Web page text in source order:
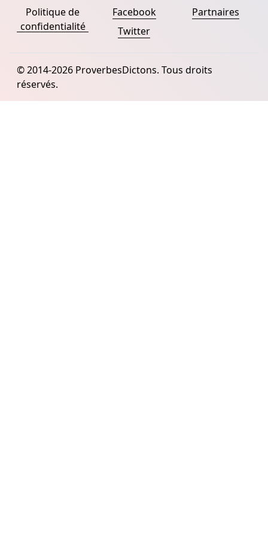
Politique de
confidentialité
Facebook
Twitter
Partnaires
© 2014-2026 ProverbesDictons. Tous droits
réservés.